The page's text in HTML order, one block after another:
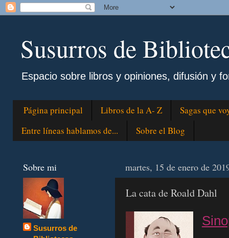
Susurros de
Espacio sobre libros y opiniones, difusión y
Página principal Libros de la A- Z
Sagas que
Entre líneas hablamos de...
Sobre el Blog
martes, 15 de enero de
La cata de Roald Dahl
Sobre mi
Susurros de